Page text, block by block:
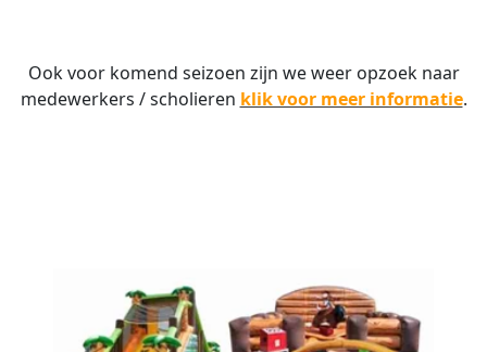
Ook voor komend seizoen zijn we weer opzoek naar
medewerkers / scholieren klik voor meer informatie.